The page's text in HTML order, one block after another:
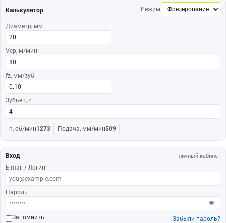
Калькулятор Режим:
Диаметр, мм
Vср, м/мин
fz, мм/зуб
Зубьев, z
n, об/мин1273 Подача, мм/мин509
Вход личный кабинет
E-mail / Логин
Пароль
👁
Запомнить
Забыли пароль?